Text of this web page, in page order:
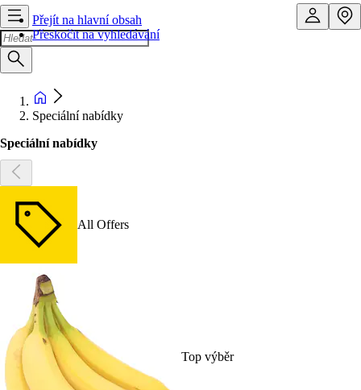
Přejít na hlavní obsah
Přeskočit na vyhledávání
Speciální nabídky
Speciální nabídky
All Offers
Top výběr